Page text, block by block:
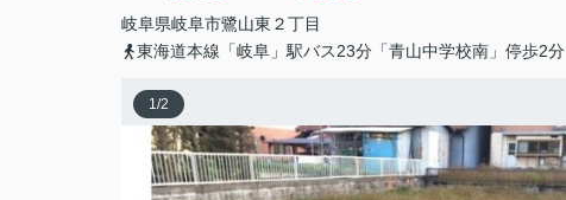
岐阜県岐阜市鷺山東 ２丁目
東海道本線「岐阜」駅バス23分「青山中学校南」停歩2分
1/2